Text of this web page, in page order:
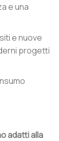
e una
e nuove
progetti
adatti alla